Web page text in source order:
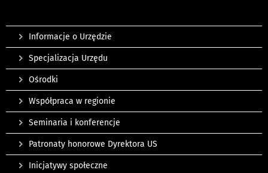
Informacje o Urzędzie
Specjalizacja Urzędu
Ośrodki
Współpraca w regionie
Seminaria i konferencje
Patronaty honorowe Dyrektora US
Inicjatywy społeczne